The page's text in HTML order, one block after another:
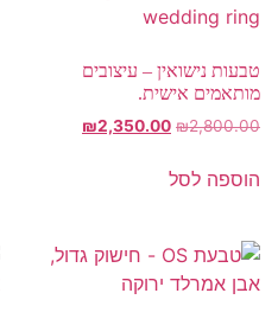
טבעות נישואין – עיצובים
מותאמים אישית.
₪2,800.00
₪2,350.00
הוספה לסל